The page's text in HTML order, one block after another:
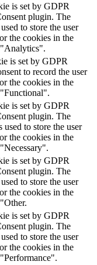
is set by GDPR
plugin. The
to store the user
the cookies in the
is set by GDPR
to record the user
the cookies in the
is set by GDPR
plugin. The
used to store the user
the cookies in the
is set by GDPR
plugin. The
to store the user
the cookies in the
is set by GDPR
plugin. The
to store the user
the cookies in the